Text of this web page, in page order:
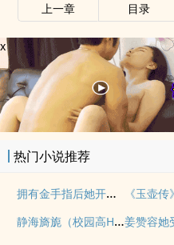
上一章 目录
x
热门小说推荐
拥有金手指后她开始为所欲为（nph）
静海旖旎（校园高H）